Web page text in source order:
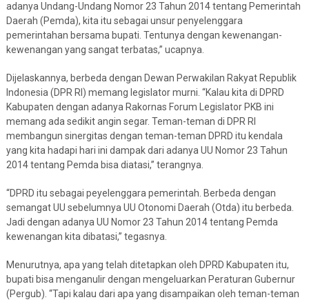
adanya Undang-Undang Nomor 23 Tahun 2014 tentang Pemerintah
Daerah (Pemda), kita itu sebagai unsur penyelenggara
pemerintahan bersama bupati. Tentunya dengan kewenangan-
kewenangan yang sangat terbatas,” ucapnya.
Dijelaskannya, berbeda dengan Dewan Perwakilan Rakyat Republik
Indonesia (DPR RI) memang legislator murni. “Kalau kita di DPRD
Kabupaten dengan adanya Rakornas Forum Legislator PKB ini
memang ada sedikit angin segar. Teman-teman di DPR RI
membangun sinergitas dengan teman-teman DPRD itu kendala
yang kita hadapi hari ini dampak dari adanya UU Nomor 23 Tahun
2014 tentang Pemda bisa diatasi,” terangnya.
“DPRD itu sebagai peyelenggara pemerintah. Berbeda dengan
semangat UU sebelumnya UU Otonomi Daerah (Otda) itu berbeda.
Jadi dengan adanya UU Nomor 23 Tahun 2014 tentang Pemda
kewenangan kita dibatasi,” tegasnya.
Menurutnya, apa yang telah ditetapkan oleh DPRD Kabupaten itu,
bupati bisa menganulir dengan mengeluarkan Peraturan Gubernur
(Pergub). “Tapi kalau dari apa yang disampaikan oleh teman-teman